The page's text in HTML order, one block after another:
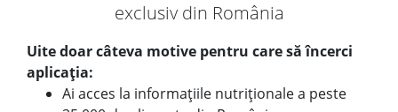
exclusiv din România
Uite doar câteva motive pentru care să încerci
aplicația:
Ai acces la informațiile nutriționale a peste